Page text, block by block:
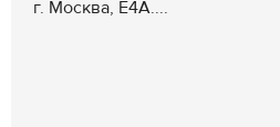
г. Москва, Е4А....